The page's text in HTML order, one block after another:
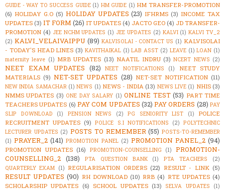
GUIDE - WAY TO SUCCESS GUIDE (1) HM GUIDE (1) HM TRANSFER-PROMOTION
(6) HOLIDAY G.O (5) HOLIDAY UPDATES (23) IFHRMS (3) INCOME TAX
UPDATES (3) IT FORM (26) IT UPDATES (4) JACTO GEO (4) JD TRANSFER-
PROMOTION (4) JEE NCHM UPDATES (1) JEE UPDATES (2) KALVI (1) KALVI TV_2
(2) KALVI_VELAIVAIPPU (89) KALVISOLAI - CONTACT US (1) KALVISOLAI
- TODAY'S HEAD LINES (3) KAVITHAIKAL (1) LAB ASST (2) LEAVE (1) LOAN (1)
maternity leave (1) MRB UPDATES (13) NAATIL INDRU (3) NCERT NEWS (2)
NEET EXAM UPDATES (82) NEET NOTIFICATIONS (1)
NEET STUDY
MATERIALS (9) NET-SET UPDATES (28) NET-SET NOTIFICATION (11)
NEW INDIA SAMACHAR (1) NEWS (1) NEWS - INDIA (13) NEWS LIVE (1) NHIS (3)
NMMS UPDATES (3) ONE DAY SALARY (1) ONLINE TEST (53) PART TIME
TEACHERS UPDATES (6) PAY COM UPDATES (32) PAY ORDERS (28) PAY
SLIP DOWNLOAD
(1) PENSION NEWS (2) PG SENIORITY LIST (1)
POLICE
RECRUITMENT UPDATES (9) POLICE S.I NOTIFICATIONS (2) POLYTECHNIC
LECTURER UPDATES (2) POSTS TO REMEMBER (55) POSTS-TO-REMEMBER
(1) PRAYER_2 (141) PROMOTION PANEL (2) PROMOTION PANEL_2 (94)
PROMOTION UPDATES (16) PROMOTION-COUNSELLING (1)
PROMOTION-
COUNSELLING_2 (138) PTA QUESTION BANK (1) PTA TEACHERS
(2)
QUARTERLY EXAM (1) REGULARISATION ORDERS (22) RESULT - LINK (5)
RESULT UPDATES (90) RH DOWNLOAD (10) RRB (4) RTE UPDATES (4)
SCHOLARSHIP UPDATES (6) SCHOOL UPDATES (13) SELVA UPDATES
(1)